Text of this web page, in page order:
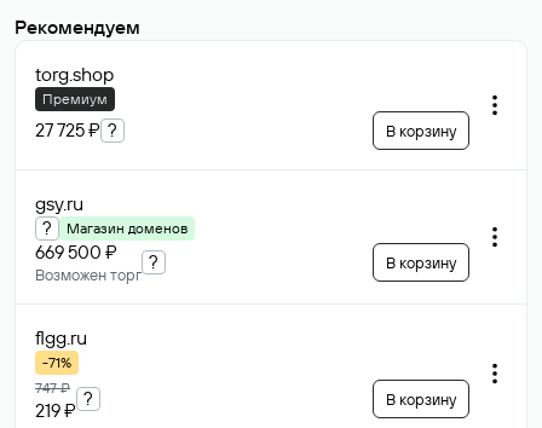
Рекомендуем
torg.shop
Премиум
27 725 ₽ ? В корзину
gsy.ru
? Магазин доменов
669 500 ₽
Возможен торг
? В корзину
flgg.ru
-71%
747 ₽
219 ₽
? В корзину